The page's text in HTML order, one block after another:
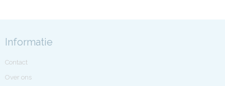
Informatie
Contact
Over ons